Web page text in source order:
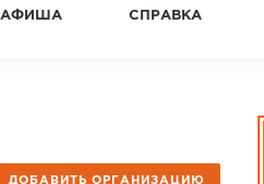
АФИША СПРАВКА
ДОБАВИТЬ ОРГАНИЗАЦИЮ